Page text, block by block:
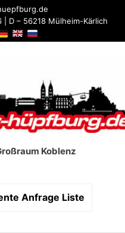
D – 56218 Mülheim-Kärlich
Koblenz
Anfrage Liste